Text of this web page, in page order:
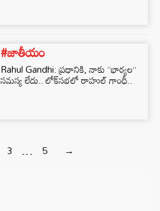
#జాతీయం
Rahul Gandhi: ప్రధానికి, నాకు “భార్యల”
సమస్య లేదు.. లోక్‌సభలో రాహుల్ గాంధీ..
3 … 5 →